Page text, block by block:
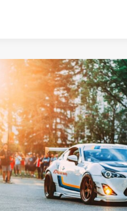
HYBRYDY
ELEKTRYKI
TOPIE